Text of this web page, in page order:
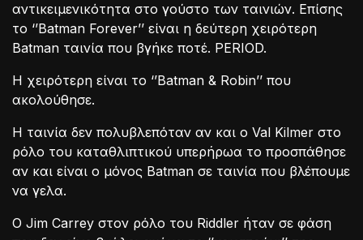
αντικειμενικότητα στο γούστο των ταινιών. Επίσης
το ‘’Batman Forever’’ είναι η δεύτερη χειρότερη
Batman ταινία που βγήκε ποτέ. PERIOD.
Η χειρότερη είναι το ‘’Batman & Robin’’ που
ακολούθησε.
Η ταινία δεν πολυβλεπόταν αν και ο Val Kilmer στο
ρόλο του καταθλιπτικού υπερήρωα το προσπάθησε
αν και είναι ο μόνος Batman σε ταινία που βλέπουμε
να γελα.
Ο Jim Carrey στον ρόλο του Riddler ήταν σε φάση